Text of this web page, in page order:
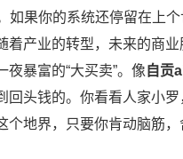
如果你的系统还停留在上
着产业的转型，未来的商
暴富的“大买卖”。像 自贡
回头钱的。你看看人家小
地界，只要你肯动脑筋，